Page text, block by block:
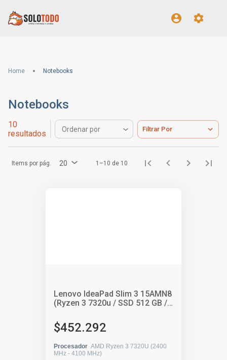
Home Notebooks
Notebooks
10
resultados
Ordenar por Filtrar Por
Items por pág. 20 1–10 de 10
Lenovo IdeaPad Slim 3 15AMN8
(Ryzen 3 7320u / SSD 512 GB /
$452.292
Procesador AMD Ryzen 3 7320U (2400
MHz - 4100 MHz)